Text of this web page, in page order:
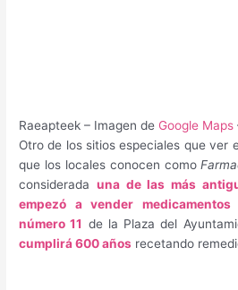
Raeapteek – Imagen de Google Maps
Otro de los sitios especiales que ver
que los locales conocen como
considerada una de las más
empezó a vender
número 11 de la Plaza del
cumplirá 600 años recetando